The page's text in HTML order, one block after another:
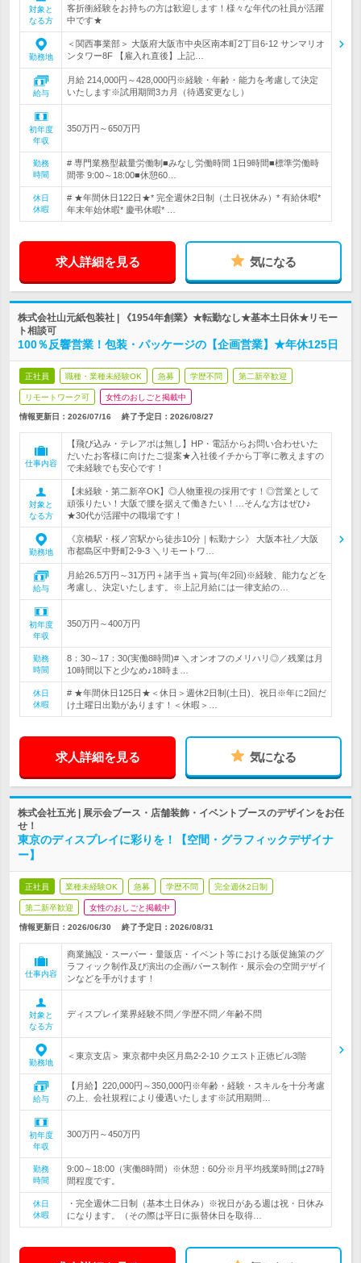
対象と
なる方
客折衝経験をお持ちの方は歓迎します！様々な年代の社員が活躍
中です★
勤務地
＜関西事業部＞ 大阪府大阪市中央区南本町2丁目6-12 サンマリオ
ンタワー8F 【雇入れ直後】上記…
給与
月給 214,000円～428,000円※経験・年齢・能力を考慮して決定
いたします※試用期間3カ月（待遇変更なし）
初年度
年収
350万円～650万円
勤務
時間
# 専門業務型裁量労働制■みなし労働時間 1日9時間■標準労働時
間帯 9:00～18:00■休憩60…
休日
休暇
# ★年間休日122日★* 完全週休2日制（土日祝休み）* 有給休暇*
年末年始休暇* 慶弔休暇* …
求人詳細を見る 気になる
株式会社山元紙包装社 | 《1954年創業》★転勤なし★基本土日休★リモー
ト相談可
100％反響営業！包装・パッケージの【企画営業】★年休125日
正社員 職種・業種未経験OK 急募 学歴不問 第二新卒歓迎
リモートワーク可 女性のおしごと掲載中
情報更新日：2026/07/16 終了予定日： 2026/08/27
仕事内容
【飛び込み・テレアポは無し】HP・電話からお問い合わせいた
だいたお客様に向けたご提案★入社後イチから丁寧に教えますの
で未経験でも安心です！
対象と
なる方
【未経験・第二新卒OK】◎人物重視の採用です！◎営業として
頑張りたい！大阪で腰を据えて働きたい！…そんな方はぜひ♪
★30代が活躍中の職場です！
勤務地
《京橋駅・桜ノ宮駅から徒歩10分｜転勤ナシ》 大阪本社／大阪
市都島区中野町2-9-3 ＼リモートワ…
給与
月給26.5万円～31万円＋諸手当＋賞与(年2回)※経験、能力などを
考慮し、決定いたします。※上記月給には一律支給の…
初年度
年収
350万円～400万円
勤務
時間
8：30～17：30(実働8時間)# ＼オンオフのメリハリ◎／残業は月
10時間以下と少なめ♪18時ま…
休日
休暇
# ★年間休日125日★＜休日＞週休2日制(土日)、祝日※年に2回だ
け土曜日出勤があります！＜休暇＞…
求人詳細を見る 気になる
株式会社五光 | 展示会ブース・店舗装飾・イベントブースのデザインをお任
せ！
東京のディスプレイに彩りを！【空間・グラフィックデザイナ
ー】
正社員 業種未経験OK 急募 学歴不問 完全週休2日制
第二新卒歓迎 女性のおしごと掲載中
情報更新日：2026/06/30 終了予定日： 2026/08/31
仕事内容
商業施設・スーパー・量販店・イベント等における販促施策のグ
ラフィック制作及び演出の企画/パース制作・展示会の空間デザイ
ンなどを手がけます！
対象と
なる方
ディスプレイ業界経験不問／学歴不問／年齢不問
勤務地
＜東京支店＞ 東京都中央区月島2-2-10 クエスト正徳ビル3階
給与
【月給】220,000円～350,000円※年齢・経験・スキルを十分考慮
の上、会社規程により優遇いたします※試用期間…
初年度
年収
300万円～450万円
勤務
時間
9:00～18:00（実働8時間）※休憩：60分※月平均残業時間は27時
間程度です。
休日
休暇
・完全週休二日制（基本土日休み）※祝日がある週は祝・日休み
になります。（その際は平日に振替休日を取得…